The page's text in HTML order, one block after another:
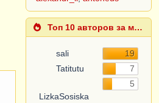
Топ 10 авторов за месяц
sali
19
Tatitutu
7
LizkaSosiska
5